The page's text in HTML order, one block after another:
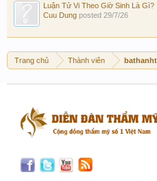
Luận Tử Vi Theo Giờ Sinh Là Gì?
Cuu Dung posted 29/7/26
Trang chủ Thành viên